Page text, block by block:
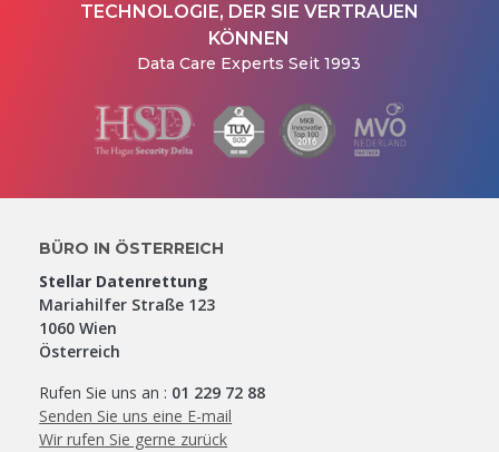
TECHNOLOGIE, DER SIE VERTRAUEN
KÖNNEN
Data Care Experts Seit 1993
BÜRO IN ÖSTERREICH
Stellar Datenrettung
Mariahilfer Straße 123
1060 Wien
Österreich
Rufen Sie uns an : 01 229 72 88
Senden Sie uns eine E-mail
Wir rufen Sie gerne zurück